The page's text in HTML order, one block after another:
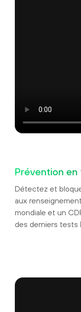
Prévention en
Détectez et
aux
mondiale et un
des derniers tests